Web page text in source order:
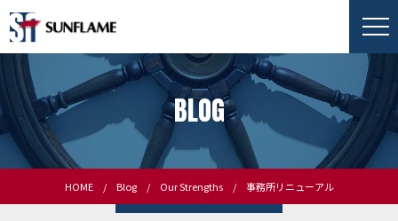
BLOG
HOME Blog Our Strengths 事務所リニューアル